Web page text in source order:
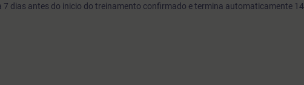
7 dias antes do inicio do treinamento confirmado e termina automaticamente